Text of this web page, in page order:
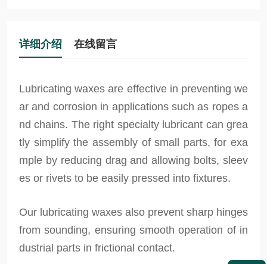
详细介绍 在线留言
Lubricating waxes are effective in preventing we
ar and corrosion in applications such as ropes a
nd chains. The right specialty lubricant can grea
tly simplify the assembly of small parts, for exa
mple by reducing drag and allowing bolts, sleev
es or rivets to be easily pressed into fixtures.
Our lubricating waxes also prevent sharp hinges
from sounding, ensuring smooth operation of in
dustrial parts in frictional contact.